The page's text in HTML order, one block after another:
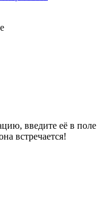
введите её в поле
встречается!